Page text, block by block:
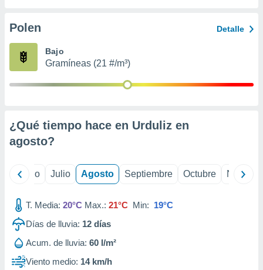
e
mediante
de
1199
Polen Detalle
Bajo
Gramíneas (21 #/m³)
¿Qué tiempo hace en Urduliz en
agosto?
Junio Julio Agosto Septiembre Octubre
T. Media: 20°C Max.: 21°C Min: 19°C
Días de lluvia: 12 días
Acum. de lluvia: 60 l/m²
Viento medio: 14 km/h